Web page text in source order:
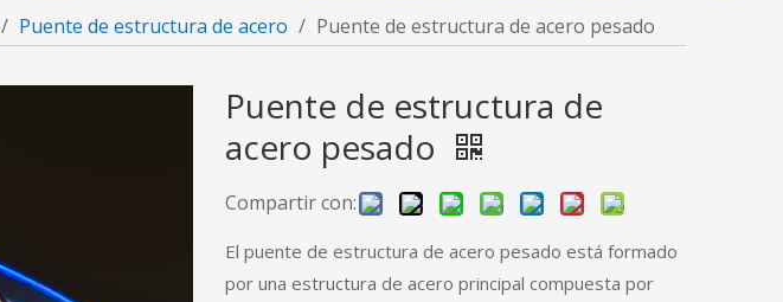
/ Puente de estructura de acero / Puente de estructura de acero pesado
Puente de estructura de
acero pesado
Compartir con:
El puente de estructura de acero pesado está formado
por una estructura de acero principal compuesta por